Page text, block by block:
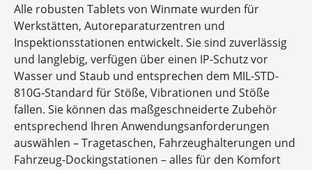
Alle robusten Tablets von Winmate wurden für
Werkstätten, Autoreparaturzentren und
Inspektionsstationen entwickelt. Sie sind zuverlässig
und langlebig, verfügen über einen IP-Schutz vor
Wasser und Staub und entsprechen dem MIL-STD-
810G-Standard für Stöße, Vibrationen und Stöße
fallen. Sie können das maßgeschneiderte Zubehör
entsprechend Ihren Anwendungsanforderungen
auswählen – Tragetaschen, Fahrzeughalterungen und
Fahrzeug-Dockingstationen – alles für den Komfort